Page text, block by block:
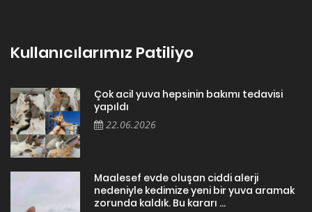
Kullanıcılarımız Patiliyo
Çok acil yuva hepsinin bakımı tedavisi
yapıldı
22.06.2026
Maalesef evde oluşan ciddi alerji
nedeniyle kedimize yeni bir yuva aramak
zorunda kaldık. Bu kararı ...